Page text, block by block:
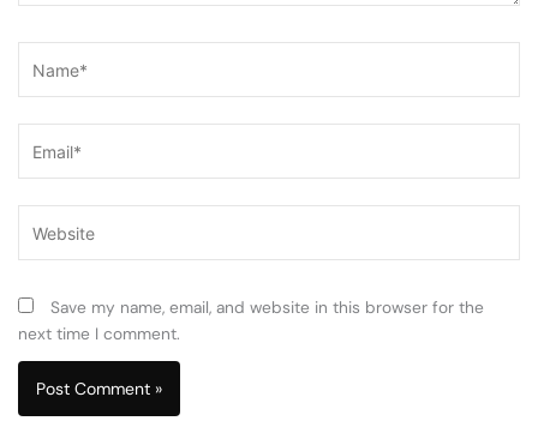
Save my name, email, and website in this browser for the
next time I comment.